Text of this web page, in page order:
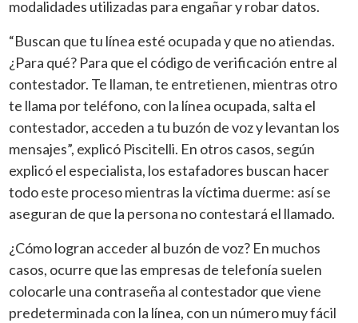
modalidades utilizadas para engañar y robar datos.
“Buscan que tu línea esté ocupada y que no atiendas.
¿Para qué? Para que el código de verificación entre al
contestador. Te llaman, te entretienen, mientras otro
te llama por teléfono, con la línea ocupada, salta el
contestador, acceden a tu buzón de voz y levantan los
mensajes”, explicó Piscitelli. En otros casos, según
explicó el especialista, los estafadores buscan hacer
todo este proceso mientras la víctima duerme: así se
aseguran de que la persona no contestará el llamado.
¿Cómo logran acceder al buzón de voz? En muchos
casos, ocurre que las empresas de telefonía suelen
colocarle una contraseña al contestador que viene
predeterminada con la línea, con un número muy fácil